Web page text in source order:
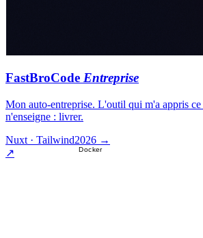
FastBroCode Entreprise
Mon auto-entreprise. L'outil qui m'a appris
n'enseigne : livrer.
Nuxt · Tailwind2026 →
↗
Docker